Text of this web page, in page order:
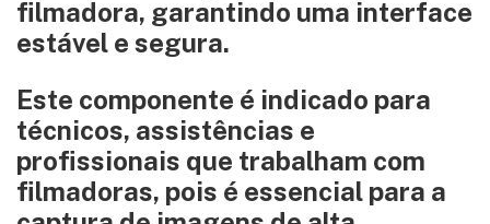
filmadora, garantindo uma interface
estável e segura.
Este componente é indicado para
técnicos, assistências e
profissionais que trabalham com
filmadoras, pois é essencial para a